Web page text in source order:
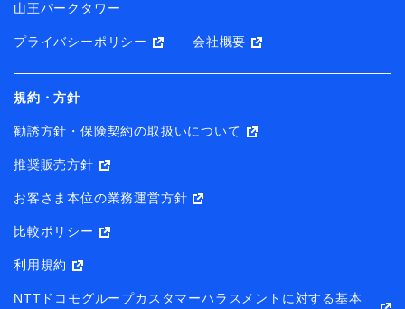
山王パークタワー
プライバシーポリシー 会社概要
規約・方針
勧誘方針・保険契約の取扱いについて
推奨販売方針
お客さま本位の業務運営方針
比較ポリシー
利用規約
NTTドコモグループカスタマーハラスメントに対する基本